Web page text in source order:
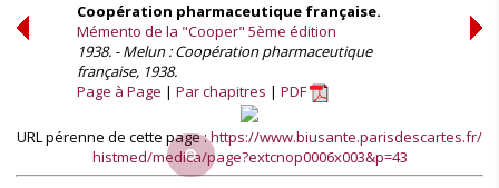
Coopération pharmaceutique française.
Mémento de la "Cooper" 5ème édition
1938. - Melun : Coopération pharmaceutique
française, 1938.
Page à Page
Par chapitres PDF
URL pérenne de cette page :https://www.biusante.parisdescartes.fr/
histmed/medica/page?extcnop0006x003&p=43